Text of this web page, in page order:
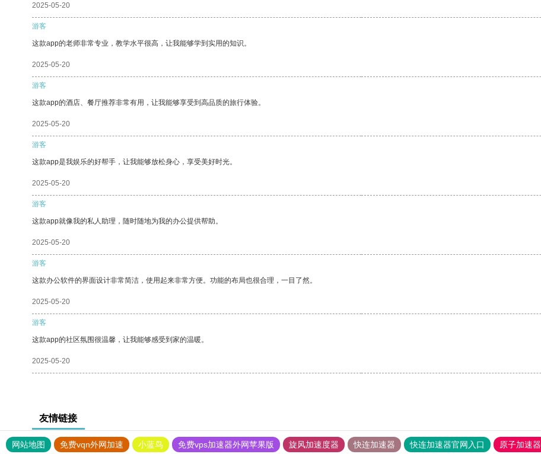
2025-05-20
游客
这款app的老师非常专业，教学水平很高，让我能够学到实用的知识。
2025-05-20
游客
这款app的酒店、餐厅推荐非常有用，让我能够享受到高品质的旅行体验。
2025-05-20
游客
这款app是我娱乐的好帮手，让我能够放松身心，享受美好时光。
2025-05-20
游客
这款app就像我的私人助理，随时随地为我的办公提供帮助。
2025-05-20
游客
这款办公软件的界面设计非常简洁，使用起来非常方便。功能的布局也很合理，一目了然。
2025-05-20
游客
这款app的社区氛围很温馨，让我能够感受到家的温暖。
2025-05-20
友情链接
网站地图 免费vqn外网加速 小蓝鸟 免费vps加速器外网苹果版 旋风加速度器 快连加速器 快连加速器官网入口 原子加速器